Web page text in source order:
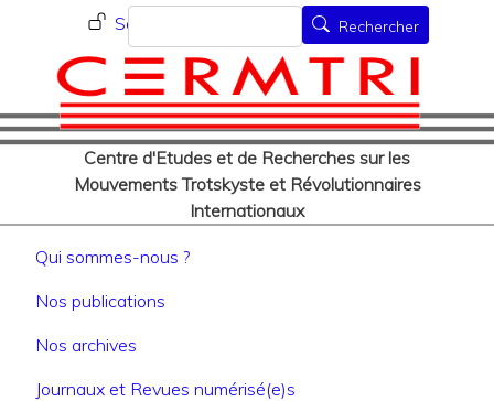
au
contenu
principal
Menu du compte de
Se connecter
Centre d'Etudes et de Recherches sur les
Mouvements Trotskyste et Révolutionnaires
Internationaux
Rechercher Rechercher
Navigation principale
Qui sommes-nous ?
Nos publications
Nos archives
Journaux et Revues numérisé(e)s